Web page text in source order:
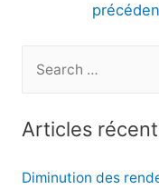
l’article
e
Articles
Diminution des